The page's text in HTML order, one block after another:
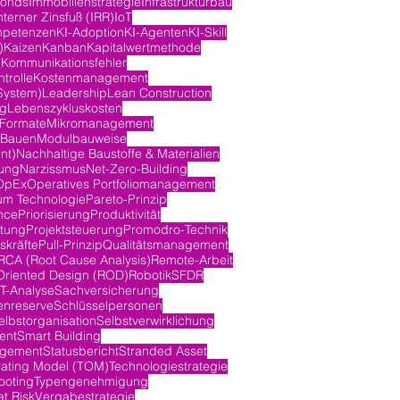
Zinsfuß (IRR)IoT
KI-AdoptionKI-AgentenKI-Skill
KaizenKanbanKapitalwertmethode
Kommunikationsfehler
Kostenmanagement
LeadershipLean Construction
Lebenszykluskosten
Mikromanagement
Modulbauweise
Nachhaltige Baustoffe & Materialien
NarzissmusNet-Zero-Building
Operatives Portfoliomanagement
TechnologiePareto-Prinzip
PriorisierungProduktivität
ProjektsteuerungPromodro-Technik
Pull-PrinzipQualitätsmanagement
(Root Cause Analysis)Remote-Arbeit
Design (ROD)RobotikSFDR
AnalyseSachversicherung
Schlüsselpersonen
Selbstverwirklichung
Smart Building
StatusberichtStranded Asset
Model (TOM)Technologiestrategie
Typengenehmigung
RiskVergabestrategie